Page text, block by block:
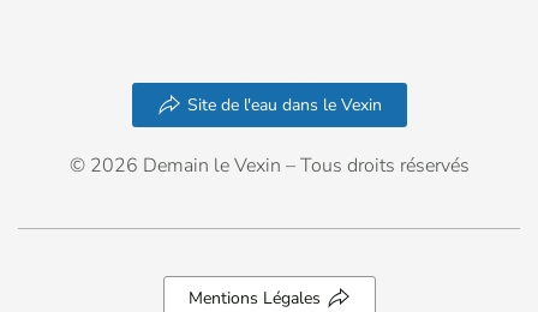
Site de l'eau dans le Vexin
© 2026 Demain le Vexin – Tous droits réservés
Mentions Légales